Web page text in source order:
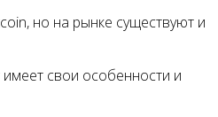
но на рынке существуют и
свои особенности и